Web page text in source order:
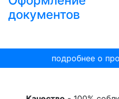
документов
подробнее о